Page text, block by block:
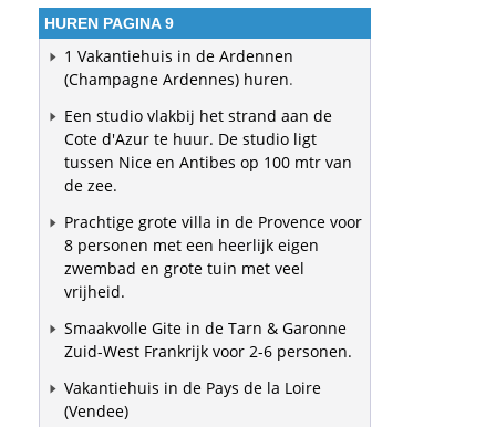
HUREN PAGINA 9
1 Vakantiehuis in de Ardennen
(Champagne Ardennes) huren.
Een studio vlakbij het strand aan de
Cote d'Azur te huur. De studio ligt
tussen Nice en Antibes op 100 mtr van
de zee.
Prachtige grote villa in de Provence voor
8 personen met een heerlijk eigen
zwembad en grote tuin met veel
vrijheid.
Smaakvolle Gite in de Tarn & Garonne
Zuid-West Frankrijk voor 2-6 personen.
Vakantiehuis in de Pays de la Loire
(Vendee)